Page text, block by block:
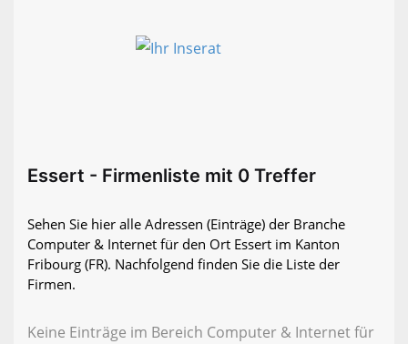
Essert - Firmenliste mit 0 Treffer
Sehen Sie hier alle Adressen (Einträge) der Branche
Computer & Internet für den Ort Essert im Kanton
Fribourg (FR). Nachfolgend finden Sie die Liste der
Firmen.
Keine Einträge im Bereich Computer & Internet für